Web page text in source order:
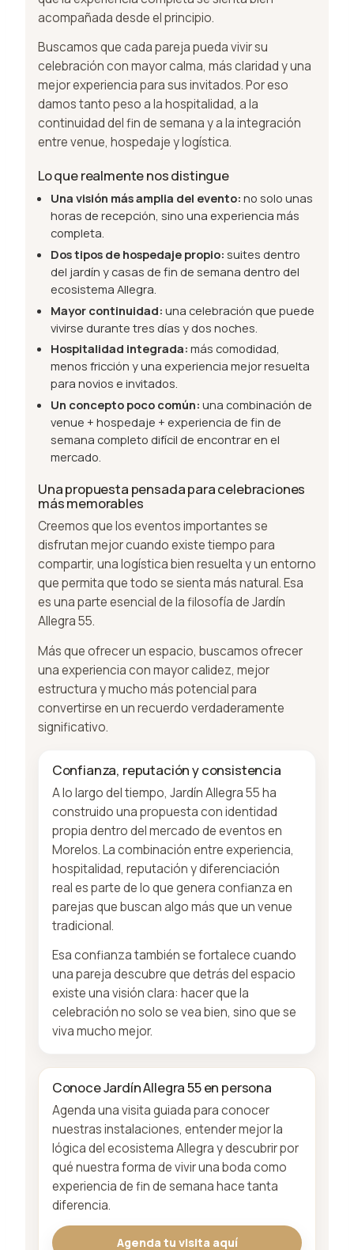
acompañada desde el principio.
Buscamos que cada pareja pueda vivir su
celebración con mayor calma, más claridad y una
mejor experiencia para sus invitados. Por eso
damos tanto peso a la hospitalidad, a la
continuidad del fin de semana y a la integración
entre venue, hospedaje y logística.
Lo que realmente nos distingue
Una visión más amplia del evento: no solo unas
horas de recepción, sino una experiencia más
completa.
Dos tipos de hospedaje propio: suites dentro
del jardín y casas de fin de semana dentro del
ecosistema Allegra.
Mayor continuidad: una celebración que puede
vivirse durante tres días y dos noches.
Hospitalidad integrada: más comodidad,
menos fricción y una experiencia mejor resuelta
para novios e invitados.
Un concepto poco común: una combinación de
venue + hospedaje + experiencia de fin de
semana completo difícil de encontrar en el
mercado.
Una propuesta pensada para celebraciones
más memorables
Creemos que los eventos importantes se
disfrutan mejor cuando existe tiempo para
compartir, una logística bien resuelta y un entorno
que permita que todo se sienta más natural. Esa
es una parte esencial de la filosofía de Jardín
Allegra 55.
Más que ofrecer un espacio, buscamos ofrecer
una experiencia con mayor calidez, mejor
estructura y mucho más potencial para
convertirse en un recuerdo verdaderamente
significativo.
Confianza, reputación y consistencia
A lo largo del tiempo, Jardín Allegra 55 ha
construido una propuesta con identidad
propia dentro del mercado de eventos en
Morelos. La combinación entre experiencia,
hospitalidad, reputación y diferenciación
real es parte de lo que genera confianza en
parejas que buscan algo más que un venue
tradicional.
Esa confianza también se fortalece cuando
una pareja descubre que detrás del espacio
existe una visión clara: hacer que la
celebración no solo se vea bien, sino que se
viva mucho mejor.
Conoce Jardín Allegra 55 en persona
Agenda una visita guiada para conocer
nuestras instalaciones, entender mejor la
lógica del ecosistema Allegra y descubrir por
qué nuestra forma de vivir una boda como
experiencia de fin de semana hace tanta
diferencia.
Agenda tu visita aquí